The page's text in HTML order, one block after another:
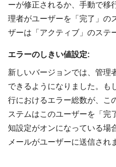
ーが修正されるか、手動で移
理者がユーザーを「完了」の
ザーは「アクティブ」のステ
エラーのしきい値設定:
新しいバージョンでは、管理
できるようになりました。も
行におけるエラー総数が、こ
ステムはこのユーザーを「完
知設定がオンになっている場
メールがユーザーに送信され